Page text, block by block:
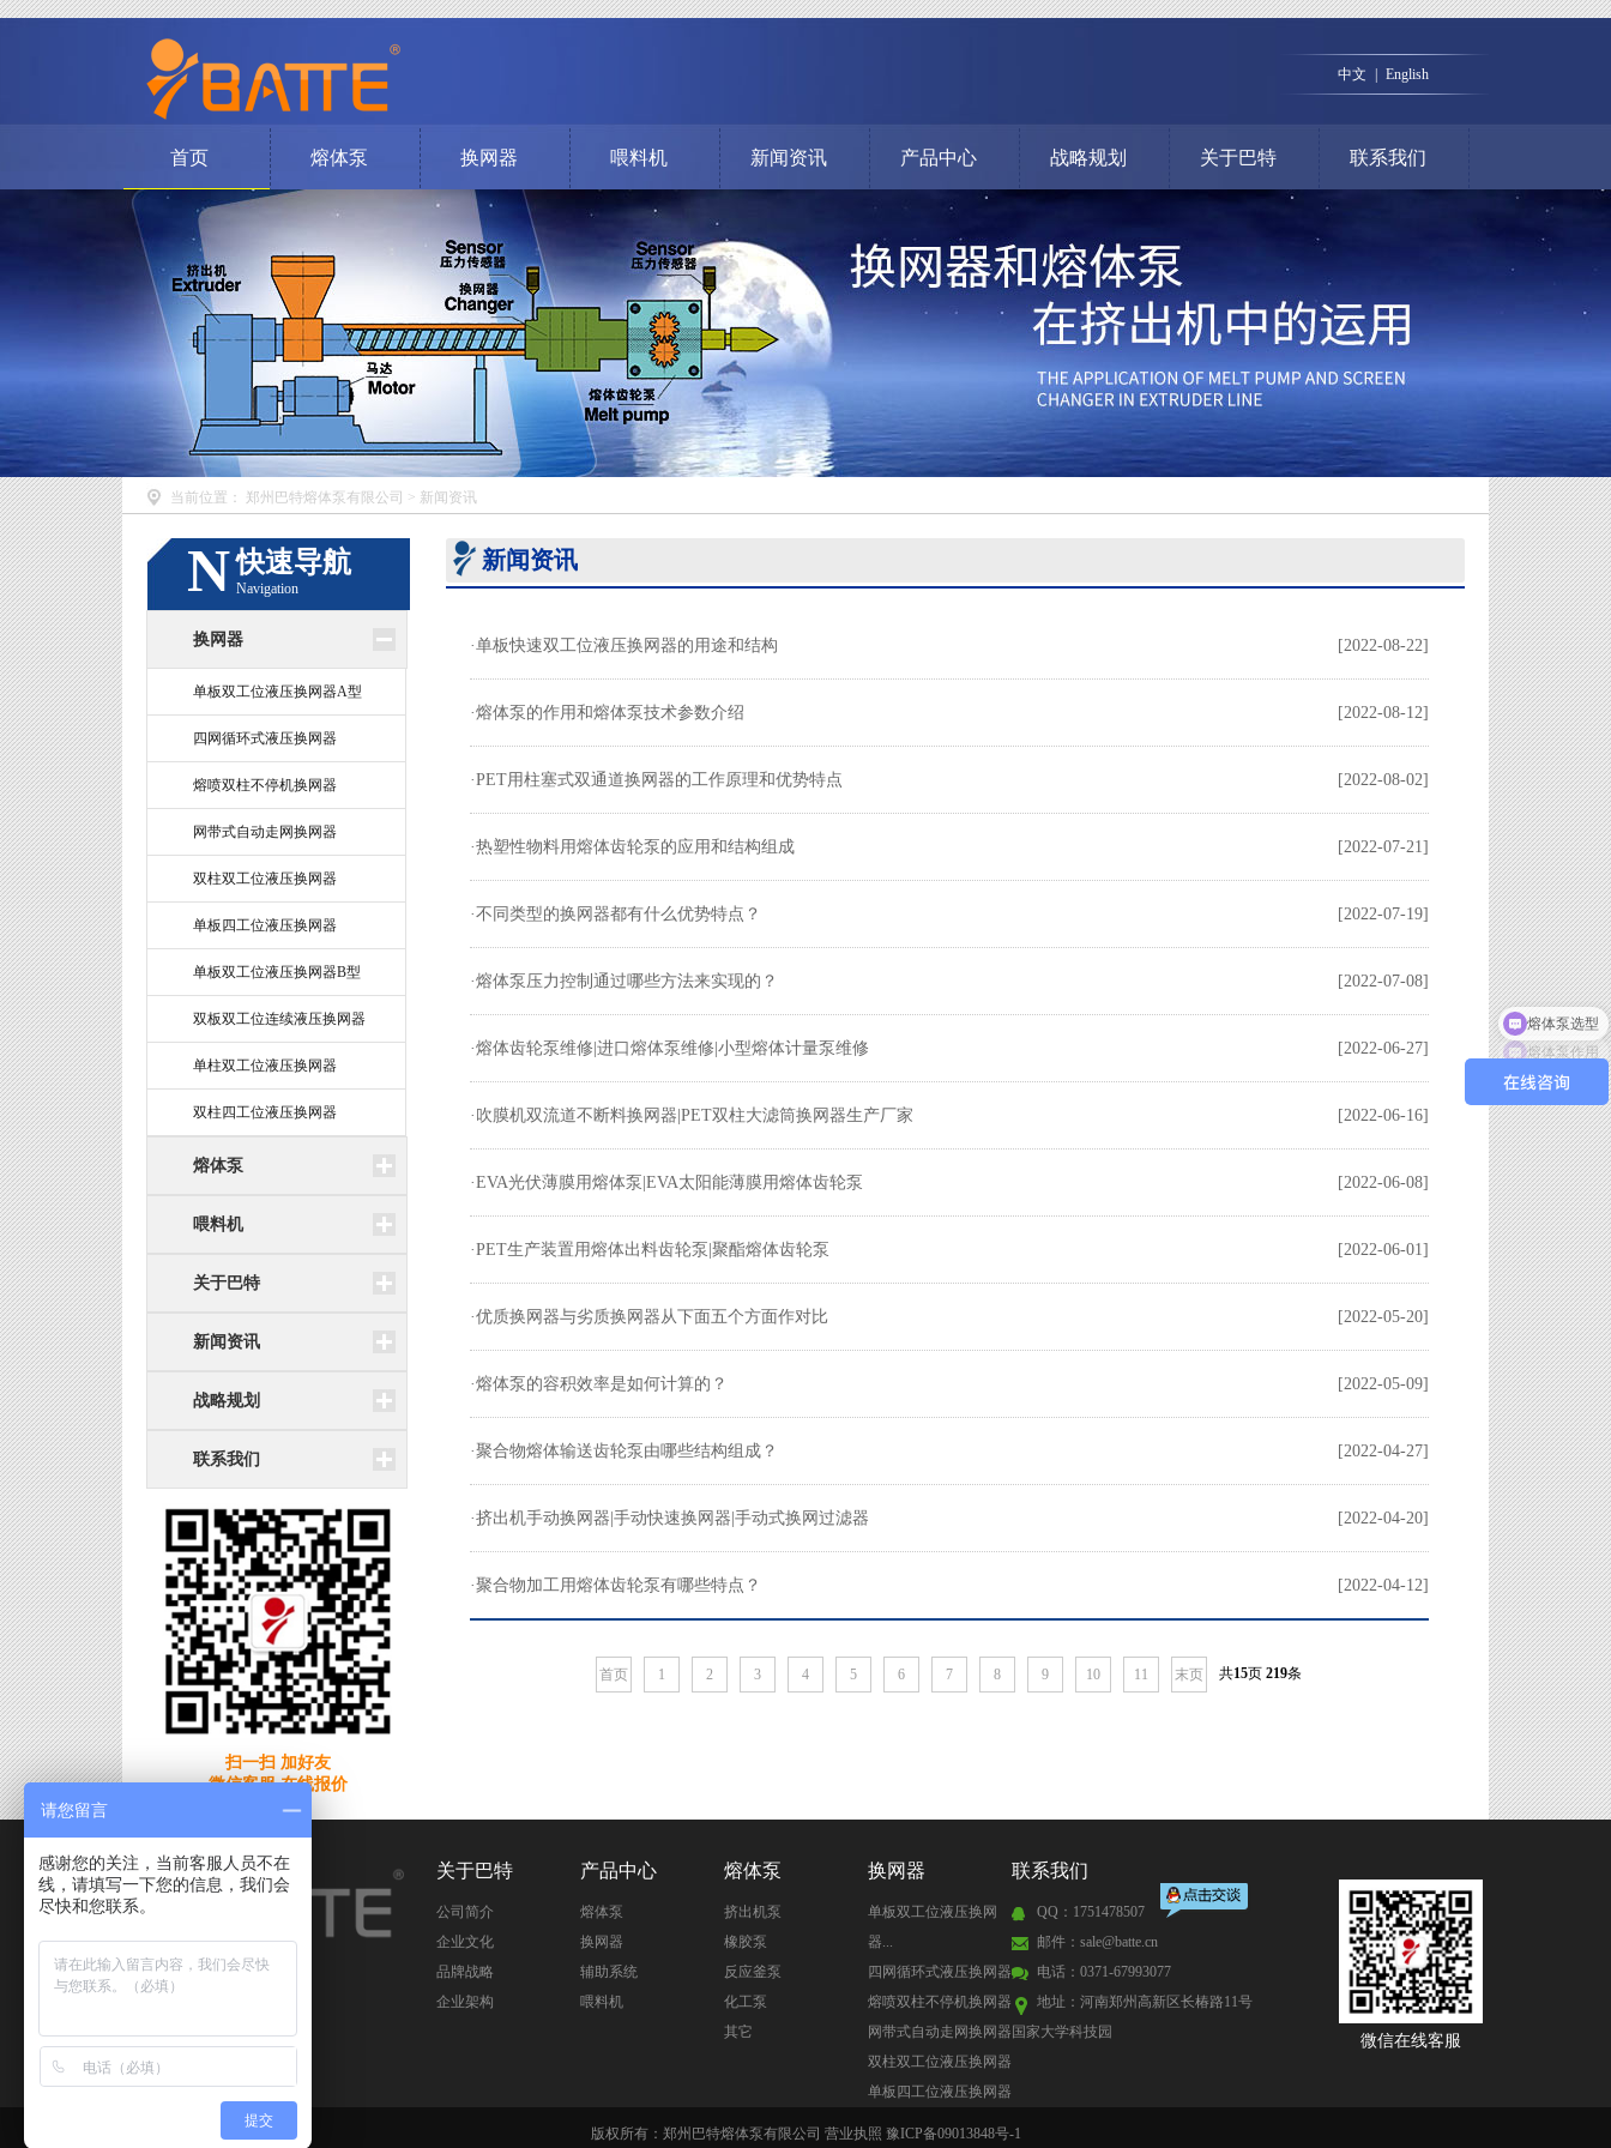
中文 English
首页 熔体泵 换网器 喂料机 新闻资讯 产品中心 战略规划 关于巴特 联系我们
当前位置： 郑州巴特熔体泵有限公司 > 新闻资讯
N快速导航
Navigation
换网器
单板双工位液压换网器A型
四网循环式液压换网器
熔喷双柱不停机换网器
网带式自动走网换网器
双柱双工位液压换网器
单板四工位液压换网器
单板双工位液压换网器B型
双板双工位连续液压换网器
单柱双工位液压换网器
双柱四工位液压换网器
熔体泵
喂料机
关于巴特
新闻资讯
战略规划
联系我们
扫一扫 加好友
微信客服 在线报价
新闻资讯
·单板快速双工位液压换网器的用途和结构 [2022-08-22]
·熔体泵的作用和熔体泵技术参数介绍 [2022-08-12]
·PET用柱塞式双通道换网器的工作原理和优势特点 [2022-08-02]
·热塑性物料用熔体齿轮泵的应用和结构组成 [2022-07-21]
·不同类型的换网器都有什么优势特点？ [2022-07-19]
·熔体泵压力控制通过哪些方法来实现的？ [2022-07-08]
·熔体齿轮泵维修|进口熔体泵维修|小型熔体计量泵维修 [2022-06-27]
·吹膜机双流道不断料换网器|PET双柱大滤筒换网器生产厂家 [2022-06-16]
·EVA光伏薄膜用熔体泵|EVA太阳能薄膜用熔体齿轮泵 [2022-06-08]
·PET生产装置用熔体出料齿轮泵|聚酯熔体齿轮泵 [2022-06-01]
·优质换网器与劣质换网器从下面五个方面作对比 [2022-05-20]
·熔体泵的容积效率是如何计算的？ [2022-05-09]
·聚合物熔体输送齿轮泵由哪些结构组成？ [2022-04-27]
·挤出机手动换网器|手动快速换网器|手动式换网过滤器 [2022-04-20]
·聚合物加工用熔体齿轮泵有哪些特点？ [2022-04-12]
首页 1 2 3 4 5 6 7 8 9 10 11 末页 共15页 219条
关于巴特
公司简介
企业文化
品牌战略
企业架构
产品中心
熔体泵
换网器
辅助系统
喂料机
熔体泵
挤出机泵
橡胶泵
反应釜泵
化工泵
其它
换网器
单板双工位液压换网
器...
四网循环式液压换网器
熔喷双柱不停机换网器
网带式自动走网换网器
双柱双工位液压换网器
单板四工位液压换网器
联系我们
QQ：1751478507
邮件：sale@batte.cn
电话：0371-67993077
地址：河南郑州高新区长椿路11号
国家大学科技园
微信在线客服
版权所有：郑州巴特熔体泵有限公司 营业执照 豫ICP备09013848号-1
熔体泵选型
熔体泵作用
请您留言
感谢您的关注，当前客服人员不在
线，请填写一下您的信息，我们会
尽快和您联系。
提交